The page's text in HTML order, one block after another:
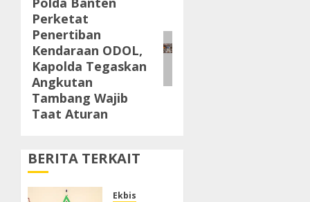
Next
post:
Perketat
Penertiban
Kendaraan ODOL,
Kapolda Tegaskan
Angkutan
Tambang Wajib
Taat Aturan
BERITA TERKAIT
Ekbis